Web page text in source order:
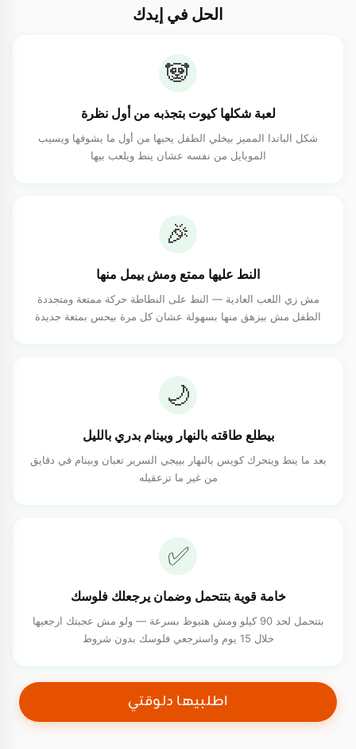
الحل في إيدك
🐼
لعبة شكلها كيوت بتجذبه من أول نظرة
شكل الباندا المميز بيخلي الطفل يحبها من أول ما يشوفها ويسيب
الموبايل من نفسه عشان ينط ويلعب بيها
🎉
النط عليها ممتع ومش بيمل منها
مش زي اللعب العادية — النط على النطاطة حركة ممتعة ومتجددة
الطفل مش بيزهق منها بسهولة عشان كل مرة بيحس بمتعة جديدة
🌙
بيطلع طاقته بالنهار وبينام بدري بالليل
بعد ما ينط ويتحرك كويس بالنهار بييجي السرير تعبان وبينام في دقايق
من غير ما تزعقيله
✅
خامة قوية بتتحمل وضمان يرجعلك فلوسك
بتتحمل لحد 90 كيلو ومش هتبوظ بسرعة — ولو مش عجبتك ارجعيها
خلال 15 يوم واسترجعي فلوسك بدون شروط
اطلبيها دلوقتي